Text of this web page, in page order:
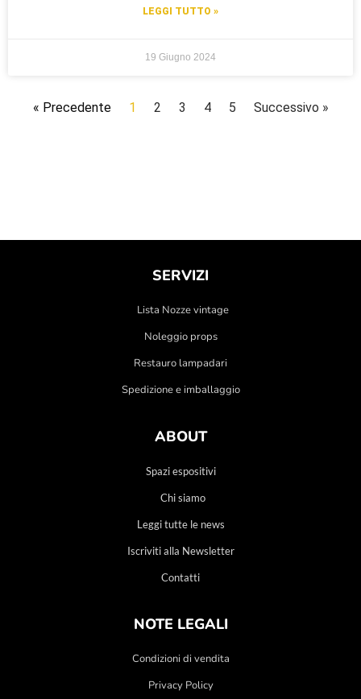
LEGGI TUTTO »
19 Giugno 2024
« Precedente 1 2 3 4 5 Successivo »
SERVIZI
Lista Nozze vintage
Noleggio props
Restauro lampadari
Spedizione e imballaggio
ABOUT
Spazi espositivi
Chi siamo
Leggi tutte le news
Iscriviti alla Newsletter
Contatti
NOTE LEGALI
Condizioni di vendita
Privacy Policy